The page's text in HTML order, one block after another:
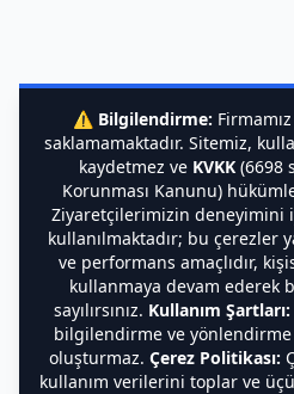
⚠️ Bilgilendirme:
saklamamaktadır. Sitemiz,
kaydetmez ve KVKK(6698
Korunması Kanunu)
Ziyaretçilerimizin deneyimini
kullanılmaktadır; bu çerezler
ve performans amaçlıdır,
kullanmaya devam ederek
sayılırsınız. Kullanım Şartları:
bilgilendirme ve yönlendirme
oluşturmaz. Çerez Politikası:
kullanım verilerini toplar ve